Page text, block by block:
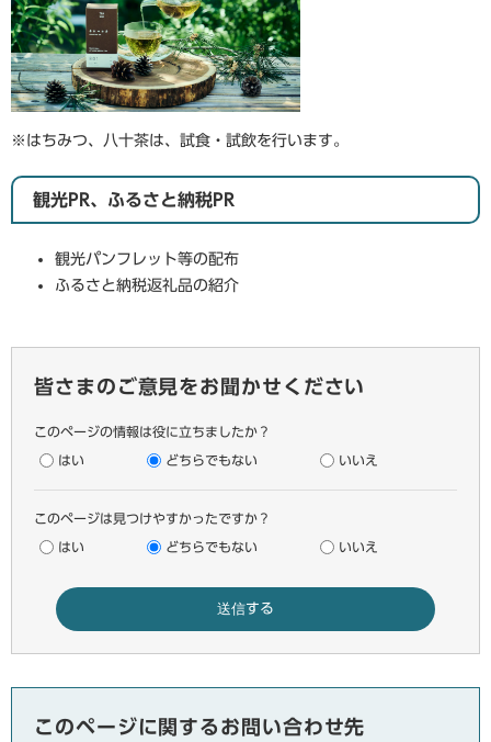
※はちみつ、八十茶は、試食・試飲を行います。
観光PR、ふるさと納税PR
観光パンフレット等の配布
ふるさと納税返礼品の紹介
皆さまのご意見をお聞かせください
このページの情報は役に立ちましたか？
はい どちらでもない いいえ
このページは見つけやすかったですか？
はい どちらでもない いいえ
このページに関するお問い合わせ先